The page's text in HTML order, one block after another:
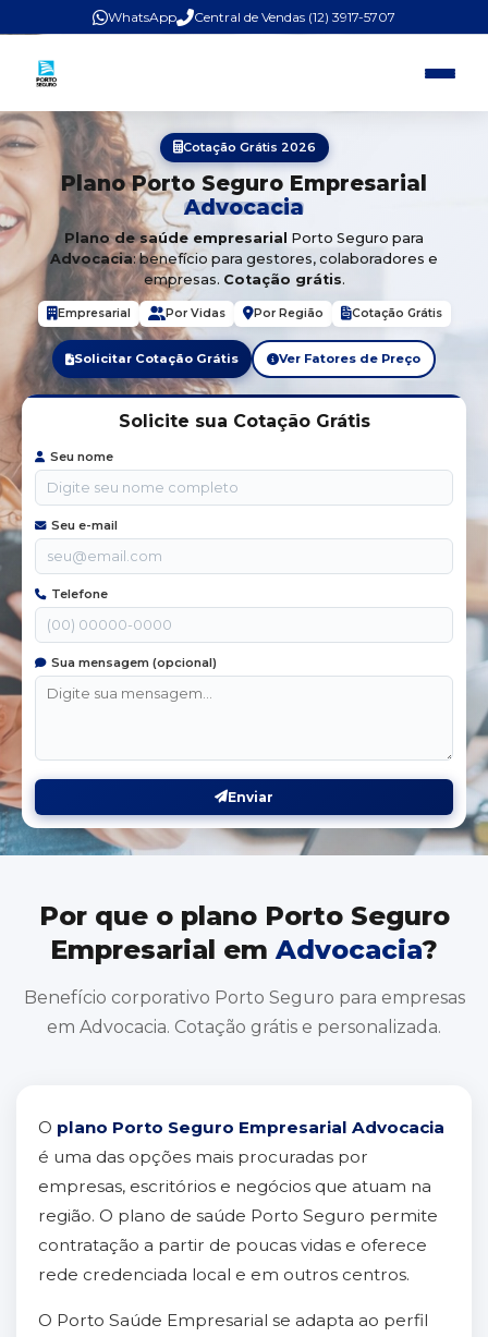
WhatsApp Central de Vendas (12) 3917-5707
Cotação Grátis 2026
Plano Porto Seguro Empresarial
Advocacia
Plano de saúde empresarial Porto Seguro para
Advocacia: benefício para gestores, colaboradores e
empresas. Cotação grátis.
Empresarial Por Vidas Por Região Cotação Grátis
Solicitar Cotação Grátis Ver Fatores de Preço
Solicite sua Cotação Grátis
Seu nome
Seu e-mail
Telefone
Sua mensagem (opcional)
Enviar
Por que o plano Porto Seguro
Empresarial em Advocacia?
Benefício corporativo Porto Seguro para empresas
em Advocacia. Cotação grátis e personalizada.
O plano Porto Seguro Empresarial Advocacia
é uma das opções mais procuradas por
empresas, escritórios e negócios que atuam na
região. O plano de saúde Porto Seguro permite
contratação a partir de poucas vidas e oferece
rede credenciada local e em outros centros.
O Porto Saúde Empresarial se adapta ao perfil